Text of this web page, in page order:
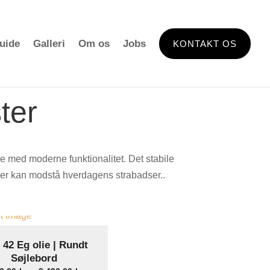
Galleri Om os Jobs KONTAKT OS
med moderne funktionalitet. Det stabile
kan modstå hverdagens strabadser..
Select Options
42 Eg olie | Rundt
Søjlebord